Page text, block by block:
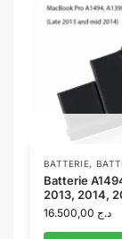
BATTERIE,
Batterie
2013, 2014,
د.ج